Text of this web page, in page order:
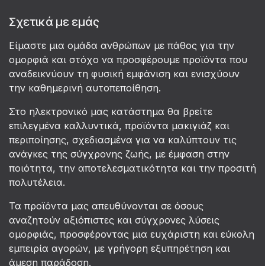
Σχετικά με εμάς
Είμαστε μια ομάδα ανθρώπων με πάθος για την
ομορφιά και στόχο να προσφέρουμε προϊόντα που
αναδεικνύουν τη φυσική εμφάνιση και ενισχύουν
την καθημερινή αυτοπεποίθηση.
Στο ηλεκτρονικό μας κατάστημα θα βρείτε
επιλεγμένα καλλυντικά, προϊόντα μακιγιάζ και
περιποίησης, σχεδιασμένα για να καλύπτουν τις
ανάγκες της σύγχρονης ζωής, με έμφαση στην
ποιότητα, την αποτελεσματικότητα και την προσιτή
πολυτέλεια.
Τα προϊόντα μας απευθύνονται σε όσους
αναζητούν αξιόπιστες και σύγχρονες λύσεις
ομορφιάς, προσφέροντας μια ευχάριστη και εύκολη
εμπειρία αγορών, με γρήγορη εξυπηρέτηση και
άμεση παράδοση.